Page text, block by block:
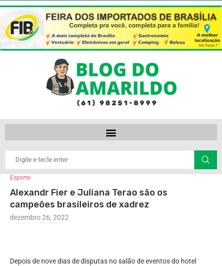
Esporte
Alexandr Fier e Juliana Terao são os
campeões brasileiros de xadrez
dezembro 26, 2022
Depois de nove dias de disputas no salão de eventos do hotel